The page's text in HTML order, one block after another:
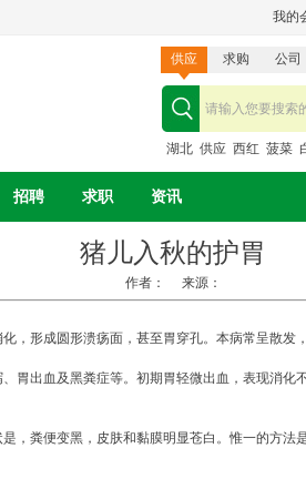
我的
供应 求购 公司
湖北 供应 西红 菠菜
招聘 求职 资讯
猪儿入秋的护胃
作者： 来源：
，形成圆形溃疡面，甚至胃穿孔。本病常呈散发
胃出血及黑粪症等。初期胃轻微出血，表现消
，粪便变黑，皮肤和黏膜明显苍白。惟一的方